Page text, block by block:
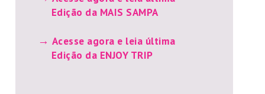
Edição da MAIS SAMPA
Acesse agora e leia última
Edição da ENJOY TRIP